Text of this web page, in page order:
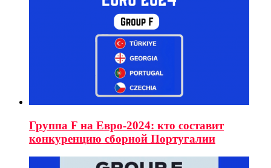
Группа F на Евро-2024: кто составит
конкуренцию сборной Португалии